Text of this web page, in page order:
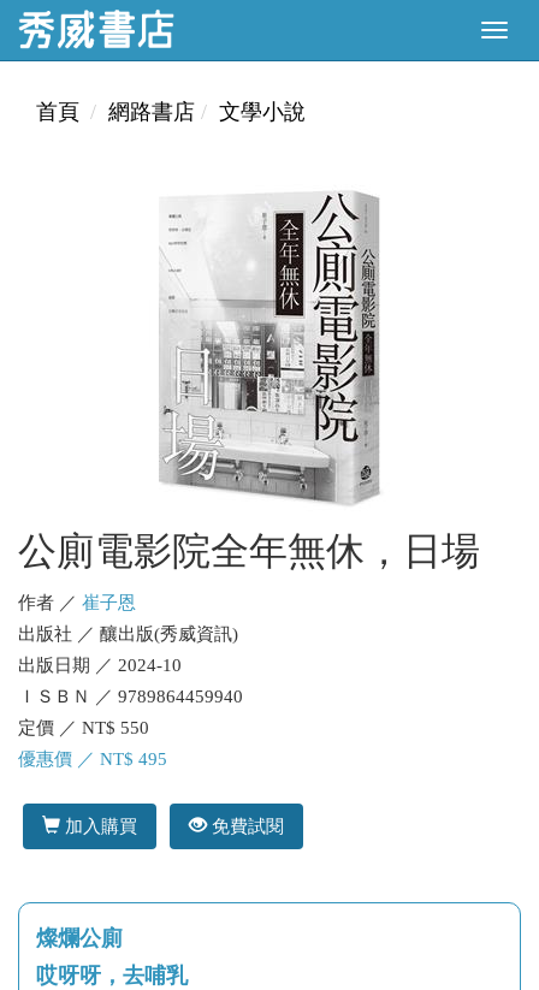
首頁 網路書店 文學小說
公廁電影院全年無休，日場
作者 ／ 崔子恩
出版社 ／ 釀出版(秀威資訊)
出版日期 ／ 2024-10
ＩＳＢＮ ／ 9789864459940
定價 ／ NT$ 550
優惠價 ／ NT$ 495
加入購買 免費試閱
燦爛公廁
哎呀呀，去哺乳